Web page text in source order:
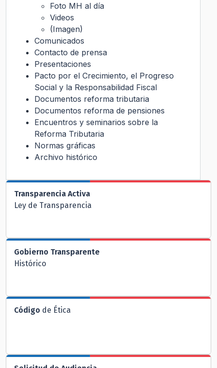
Foto MH al día
Videos
(Imagen)
Comunicados
Contacto de prensa
Presentaciones
Pacto por el Crecimiento, el Progreso
Social y la Responsabilidad Fiscal
Documentos reforma tributaria
Documentos reforma de pensiones
Encuentros y seminarios sobre la
Reforma Tributaria
Normas gráficas
Archivo histórico
Transparencia Activa
Ley de Transparencia
Gobierno Transparente
Histórico
Código de Ética